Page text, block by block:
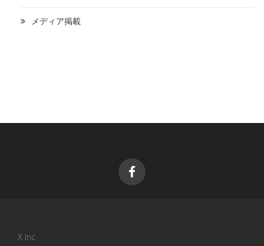
メディア掲載
X Inc